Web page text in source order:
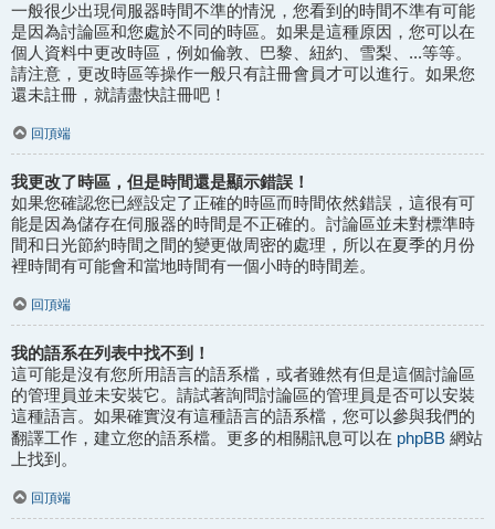
一般很少出現伺服器時間不準的情況，您看到的時間不準有可能
是因為討論區和您處於不同的時區。如果是這種原因，您可以在
個人資料中更改時區，例如倫敦、巴黎、紐約、雪梨、...等等。
請注意，更改時區等操作一般只有註冊會員才可以進行。如果您
還未註冊，就請盡快註冊吧！
回頂端
我更改了時區，但是時間還是顯示錯誤！
如果您確認您已經設定了正確的時區而時間依然錯誤，這很有可
能是因為儲存在伺服器的時間是不正確的。討論區並未對標準時
間和日光節約時間之間的變更做周密的處理，所以在夏季的月份
裡時間有可能會和當地時間有一個小時的時間差。
回頂端
我的語系在列表中找不到！
這可能是沒有您所用語言的語系檔，或者雖然有但是這個討論區
的管理員並未安裝它。請試著詢問討論區的管理員是否可以安裝
這種語言。如果確實沒有這種語言的語系檔，您可以參與我們的
翻譯工作，建立您的語系檔。更多的相關訊息可以在 phpBB 網站
上找到。
回頂端